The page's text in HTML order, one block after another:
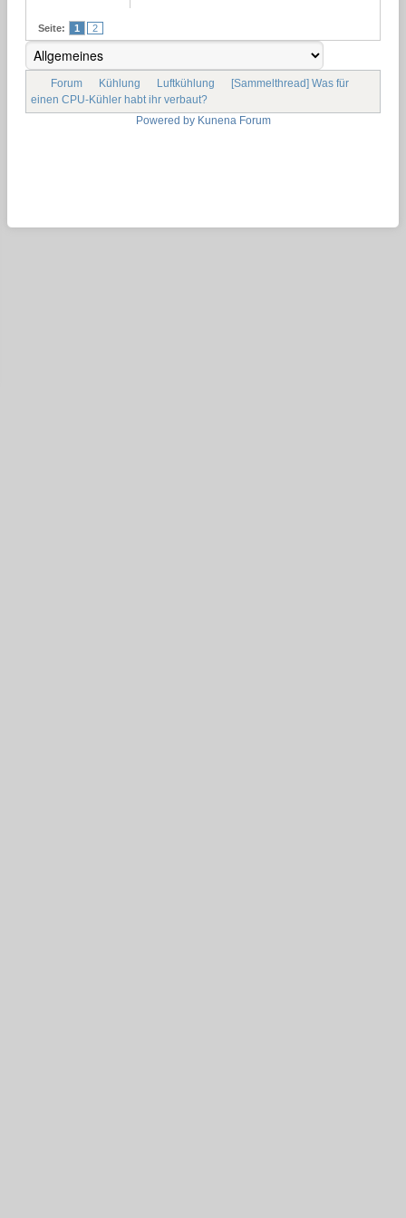
Seite: 1 2
Forum Kühlung Luftkühlung
[Sammelthread] Was für
einen CPU-Kühler habt ihr verbaut?
Powered by Kunena Forum